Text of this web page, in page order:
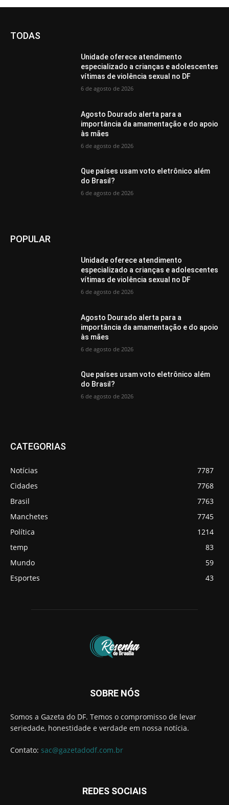
TODAS
Unidade oferece atendimento
especializado a crianças e adolescentes
vítimas de violência sexual no DF
6 de agosto de 2026
Agosto Dourado alerta para a
importância da amamentação e do apoio
às mães
6 de agosto de 2026
Que países usam voto eletrônico além
do Brasil?
6 de agosto de 2026
POPULAR
Unidade oferece atendimento
especializado a crianças e adolescentes
vítimas de violência sexual no DF
6 de agosto de 2026
Agosto Dourado alerta para a
importância da amamentação e do apoio
às mães
6 de agosto de 2026
Que países usam voto eletrônico além
do Brasil?
6 de agosto de 2026
CATEGORIAS
Notícias
7787
Cidades
7768
Brasil
7763
Manchetes
7745
Política
1214
temp
83
Mundo
59
Esportes
43
SOBRE NÓS
Somos a Gazeta do DF. Temos o compromisso de levar
seriedade, honestidade e verdade em nossa notícia.
Contato: sac@gazetadodf.com.br
REDES SOCIAIS